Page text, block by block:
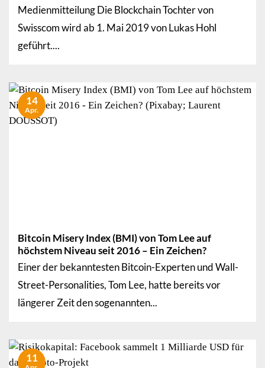
Medienmitteilung Die Blockchain Tochter von
Swisscom wird ab 1. Mai 2019 von Lukas Hohl
geführt....
Bitcoin Misery Index (BMI) von Tom Lee auf
höchstem Niveau seit 2016 – Ein Zeichen?
Einer der bekanntesten Bitcoin-Experten und Wall-
Street-Personalities, Tom Lee, hatte bereits vor
längerer Zeit den sogenannten...
14
Apr.
11